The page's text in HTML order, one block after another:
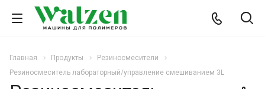
Главная Продукты
Резиносмесители
Резиносмеситель лабораторный/управление смешиванием 3L